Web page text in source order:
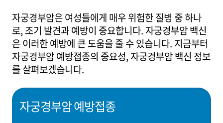
자궁경부암은 여성들에게 매우 위험한 질병 중 하나
로, 조기 발견과 예방이 중요합니다. 자궁경부암 백신
은 이러한 예방에 큰 도움을 줄 수 있습니다. 지금부터
자궁경부암 예방접종의 중요성, 자궁경부암 백신 정보
를 살펴보겠습니다.
자궁경부암 예방접종